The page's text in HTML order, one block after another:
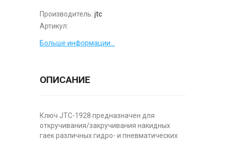
Производитель: jtc
Артикул:
Больше информации...
ОПИСАНИЕ
Ключ JTC-1928 предназначен для
откручивания/закручивания накидных
гаек различных гидро- и пневматических